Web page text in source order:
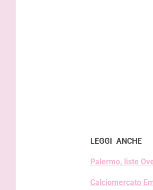
LEGGI ANCHE
Palermo, liste
Calciomercato